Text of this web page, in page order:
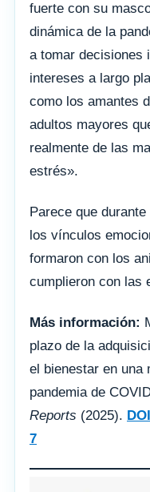
fuerte con su
dinámica de la
a tomar decisiones
intereses a largo
como los amantes
adultos mayores
realmente de las
estrés».
Parece que
los vínculos
formaron con los
cumplieron con las
Más información:
plazo de la
el bienestar en una
pandemia de
Reports (2025).
7